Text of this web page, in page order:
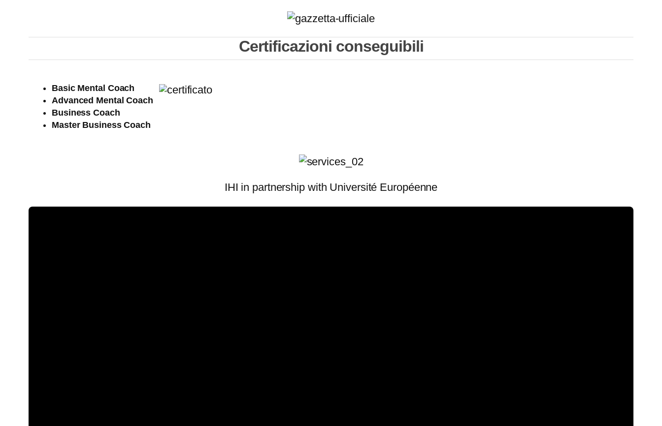
Certificazioni conseguibili
Basic Mental Coach
Advanced Mental Coach
Business Coach
Master Business Coach
IHI in partnership with Université Européenne